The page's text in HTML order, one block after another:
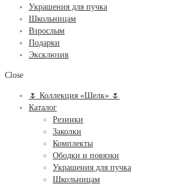
Украшения для пучка
Школьницам
Взрослым
Подарки
Эксклюзив
Close
🌷 Коллекция «Шелк» 🌷
Каталог
Резинки
Заколки
Комплекты
Ободки и повязки
Украшения для пучка
Школьницам